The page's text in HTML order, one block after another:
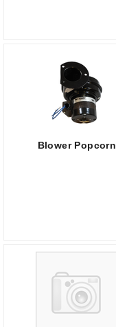
Blower Popcorn